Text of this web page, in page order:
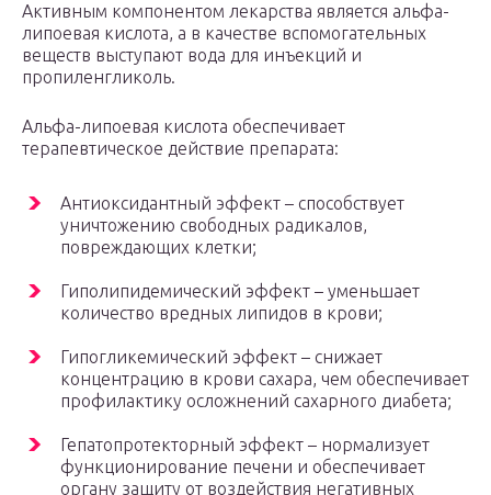
Активным компонентом лекарства является альфа-
липоевая кислота, а в качестве вспомогательных
веществ выступают вода для инъекций и
пропиленгликоль.
Альфа-липоевая кислота обеспечивает
терапевтическое действие препарата:
Антиоксидантный эффект – способствует
уничтожению свободных радикалов,
повреждающих клетки;
Гиполипидемический эффект – уменьшает
количество вредных липидов в крови;
Гипогликемический эффект – снижает
концентрацию в крови сахара, чем обеспечивает
профилактику осложнений сахарного диабета;
Гепатопротекторный эффект – нормализует
функционирование печени и обеспечивает
органу защиту от воздействия негативных